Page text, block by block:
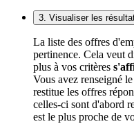
3. Visualiser les
La liste des offres
pertinence. Cela veut
plus à vos critères
Vous avez renseigné
restitue les offres
celles-ci sont d'abord
est le plus proche de